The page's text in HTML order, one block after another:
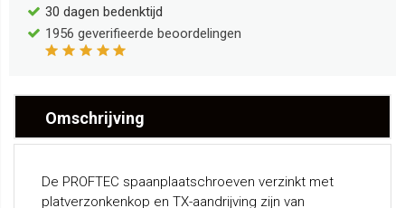
30 dagen bedenktijd
1956 geverifieerde beoordelingen
Omschrijving
De PROFTEC spaanplaatschroeven verzinkt met
platverzonkenkop en TX-aandrijving zijn van